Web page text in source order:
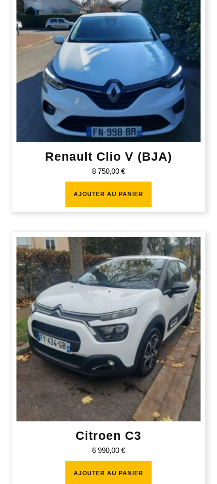
Renault Clio V (BJA)
8 750,00 €
AJOUTER AU PANIER
Citroen C3
6 990,00 €
AJOUTER AU PANIER